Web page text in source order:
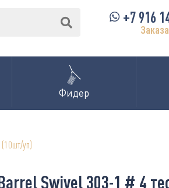
+7 916
Фидер
уп)
Swivel 303-1 # 4